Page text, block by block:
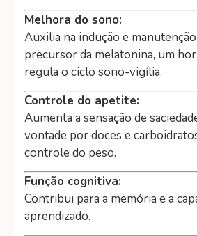
Melhora do sono:
Auxilia na indução e
precursor da melatonina, um
regula o ciclo sono-vigília.
Controle do apetite:
Aumenta a sensação de
vontade por doces e
controle do peso.
Função cognitiva:
Contribui para a memória e a
aprendizado.